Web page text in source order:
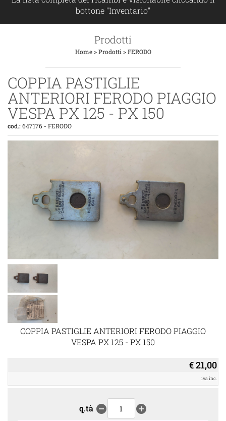
bottone "Inventario"
Prodotti
Home>Prodotti >FERODO
COPPIA PASTIGLIE
ANTERIORI FERODO PIAGGIO
VESPA PX 125 - PX 150
cod.:647176 - FERODO
COPPIA PASTIGLIE ANTERIORI FERODO PIAGGIO
VESPA PX 125 - PX 150
€ 21,00
iva inc.
q.tà remove_circle add_circle